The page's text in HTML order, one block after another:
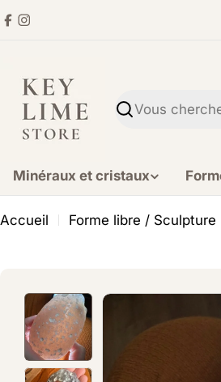
Aller
contenu
Facebook
Instagram
Recherche
Minéraux et cristaux
Accueil Forme libre / Sculpture